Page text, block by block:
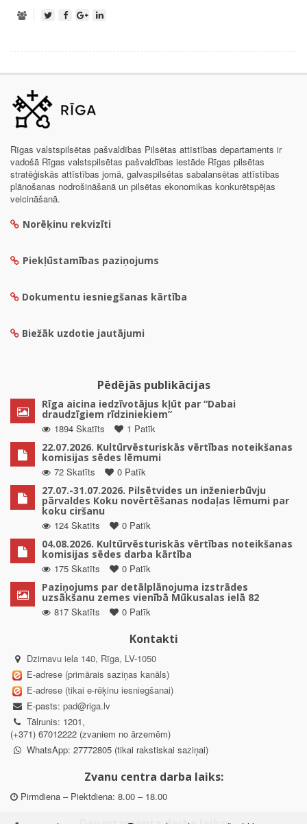
Rīgas valstspilsētas pašvaldības Pilsētas attīstības departaments ir
vadošā Rīgas valstspilsētas pašvaldības iestāde Rīgas pilsētas
stratēģiskās attīstības jomā, galvaspilsētas sabalansētas attīstības
plānošanas nodrošināšanā un pilsētas ekonomikas konkurētspējas
veicināšanā.
Norēķinu rekvizīti
Piekļūstamības paziņojums
Dokumentu iesniegšanas kārtība
Biežāk uzdotie jautājumi
Pēdējās publikācijas
Rīga aicina iedzīvotājus kļūt par “Dabai
draudzīgiem rīdziniekiem”
1894 Skatīts
1 Patīk
22.07.2026. Kultūrvēsturiskās vērtības noteikšanas
komisijas sēdes lēmumi
72 Skatīts
0 Patīk
27.07.-31.07.2026. Pilsētvides un inženierbūvju
pārvaldes Koku novērtēšanas nodaļas lēmumi par
koku ciršanu
124 Skatīts
0 Patīk
04.08.2026. Kultūrvēsturiskās vērtības noteikšanas
komisijas sēdes darba kārtība
175 Skatīts
0 Patīk
Paziņojums par detālplānojuma izstrādes
uzsākšanu zemes vienībā Mūkusalas ielā 82
817 Skatīts
0 Patīk
Kontakti
Dzirnavu iela 140, Rīga, LV-1050
E-adrese (primārais saziņas kanāls)
E-adrese (tikai e-rēķinu iesniegšanai)
E-pasts: pad@riga.lv
Tālrunis: 1201,
(+371) 67012222 (zvaniem no ārzemēm)
WhatsApp: 27772805 (tikai rakstiskai saziņai)
Zvanu centra darba laiks:
Pirmdiena – Piektdiena: 8.00 – 18.00